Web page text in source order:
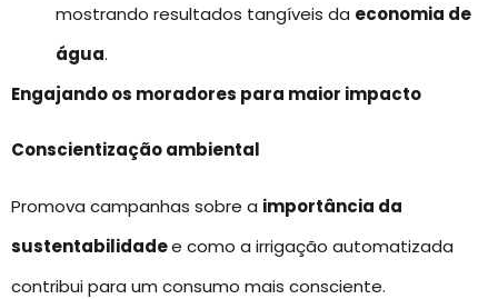
mostrando resultados tangíveis da economia de
água.
Engajando os moradores para maior impacto
Conscientização ambiental
Promova campanhas sobre a importância da
sustentabilidadee como a irrigação automatizada
contribui para um consumo mais consciente.